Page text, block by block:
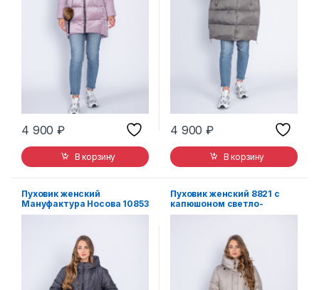
4 900₽
В корзину
4 900₽
В корзину
Пуховик женский
Мануфактура Носова 10853
с капюшоном серый
Пуховик женский 8821 с
капюшоном светло-
зеленый